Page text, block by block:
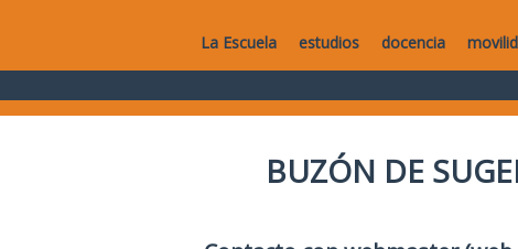
La Escuela estudios docencia
BUZÓN DE